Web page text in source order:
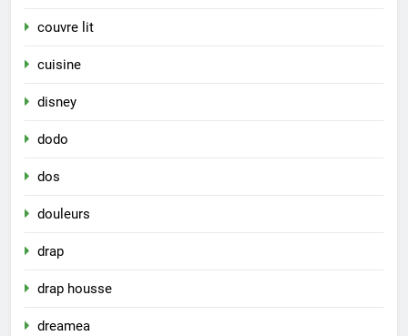
couvre lit
cuisine
disney
dodo
dos
douleurs
drap
drap housse
dreamea